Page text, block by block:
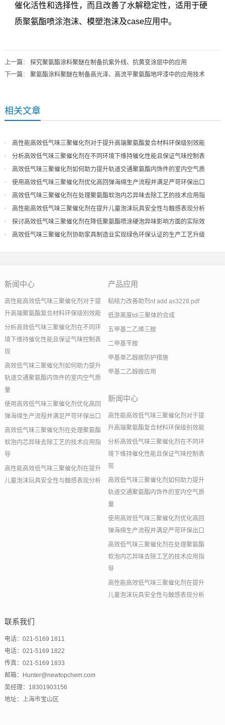
催化活性和选择性，而且改善了水解稳定性，适用于硬
质聚氨酯喷涂泡沫、模塑泡沫及case应用中。
上一篇： 探究聚氨酯涂料聚醚在制备抗紫外线、抗黄变涂层中的应用
下一篇： 聚氨酯涂料聚醚在制备高光泽、高流平聚氨酯地坪漆中的应用技术
相关文章
高性能高效低气味三聚催化剂对于提升高端聚氨酯复合材料环保级别效能
分析高效低气味三聚催化剂在不同环境下维持催化性能且保证气味控制表
现
高效低气味三聚催化剂如何助力提升轨道交通聚氨酯内饰件的室内空气质
量
使用高效低气味三聚催化剂优化高回弹海绵生产流程并满足严苛环保出口
高效低气味三聚催化剂在处理聚氨酯软泡内芯异味去除工艺的技术应用指
导
高性能高效低气味三聚催化剂在提升儿童泡沫玩具安全性与触感表现分析
探讨高效低气味三聚催化剂在降低聚氨酯喷涂硬泡异味影响方面的实际效
果
高效低气味三聚催化剂协助家具制造业实现绿色环保认证的生产工艺升级
新闻中心
高性能高效低气味三聚催化剂对于提
升高端聚氨酯复合材料环保级别效能
分析高效低气味三聚催化剂在不同环
境下维持催化性能且保证气味控制表
现
高效低气味三聚催化剂如何助力提升
轨道交通聚氨酯内饰件的室内空气质
量
使用高效低气味三聚催化剂优化高回
弹海绵生产流程并满足严苛环保出口
高效低气味三聚催化剂在处理聚氨酯
软泡内芯异味去除工艺的技术应用指
导
高性能高效低气味三聚催化剂在提升
儿童泡沫玩具安全性与触感表现分析
产品应用
粘结力改善助剂nt add as3228.pdf
低游离度tdi三聚体的合成
五甲基二乙烯三胺
二甲基苄胺
甲基单乙醇胺防护措施
甲基二乙醇胺应用
新闻中心
高性能高效低气味三聚催化剂对于提
升高端聚氨酯复合材料环保级别效能
分析高效低气味三聚催化剂在不同环
境下维持催化性能且保证气味控制表
现
高效低气味三聚催化剂如何助力提升
轨道交通聚氨酯内饰件的室内空气质
量
使用高效低气味三聚催化剂优化高回
弹海绵生产流程并满足严苛环保出口
高效低气味三聚催化剂在处理聚氨酯
软泡内芯异味去除工艺的技术应用指
导
高性能高效低气味三聚催化剂在提升
儿童泡沫玩具安全性与触感表现分析
联系我们
电话：021-5169 1811
电话：021-5169 1822
传真：021-5169 1833
邮箱：Hunter@newtopchem.com
吴经理：18301903156
地址：上海市宝山区